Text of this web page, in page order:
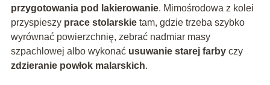
przygotowania pod lakierowanie. Mimośrodowa z kolei
przyspieszy prace stolarskietam, gdzie trzeba szybko
wyrównać powierzchnię, zebrać nadmiar masy
szpachlowej albo wykonać usuwanie starej farbyczy
zdzieranie powłok malarskich.